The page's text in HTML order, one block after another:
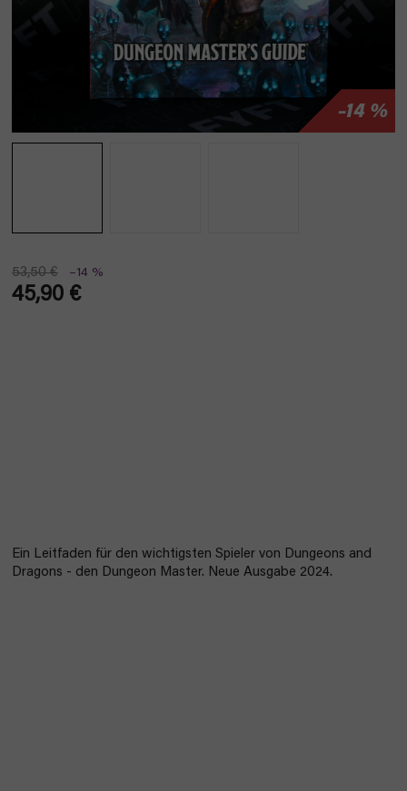
–14 %
53,50 € –14 %
45,90 €
Ein Leitfaden für den wichtigsten Spieler von Dungeons and
Dragons - den Dungeon Master. Neue Ausgabe 2024.